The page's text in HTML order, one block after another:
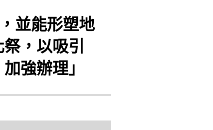
並能形塑地
，以吸引
強辦理」